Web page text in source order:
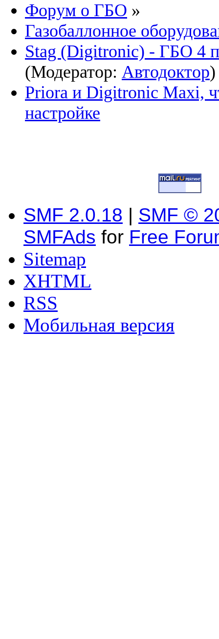
Форум о ГБО »
Газобаллонное
Stag (Digitronic) - ГБО 4
(Модератор: Автодоктор
Priora и Digitronic Maxi,
настройке
SMF 2.0.18 | SMF ©
SMFAds for Free
Sitemap
XHTML
RSS
Мобильная версия